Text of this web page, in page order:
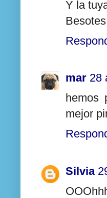
Y la
mar 28
hemos
mejor
Silvia